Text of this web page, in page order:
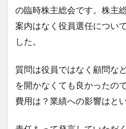
の臨時株主総会です。株主
案内はなく役員選任につい
した。
質問は役員ではなく顧問な
を開かなくても良かったの
費用は？業績への影響はと